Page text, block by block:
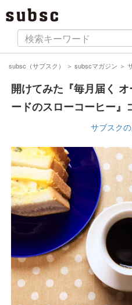
subsc（サブスク） ＞ subscマガジン ＞
開けてみた『毎月届く
ードのスローコーヒー』
サブスク